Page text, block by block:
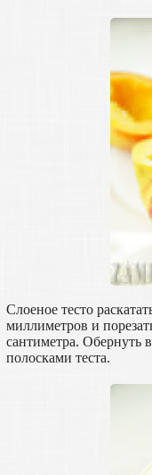
Слоеное тесто
миллиметров и
сантиметра. Обернуть
полосками теста.